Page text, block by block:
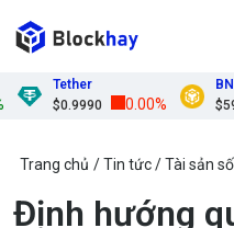
Tether
$0.9990
0.00%
BNB
Trang chủ Tin tức Tài sản số
Định hướng